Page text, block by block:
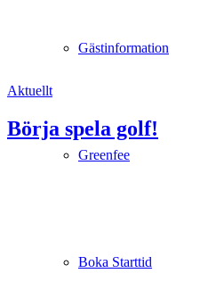
Gästinformation
Greenfee
Boka Starttid
Aktuellt
Börja spela golf!